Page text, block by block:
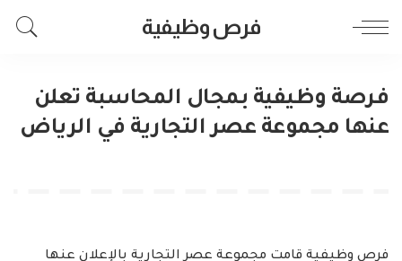
فرص وظيفية
فرصة وظيفية بمجال المحاسبة تعلن
عنها مجموعة عصر التجارية في الرياض
فرص وظيفية قامت مجموعة عصر التجارية بالإعلان عنها